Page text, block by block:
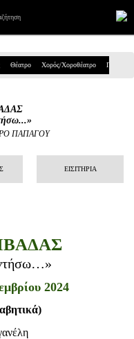
Θέατρο Χορός/Χοροθέατρο Παιδικά
ΠΑΠΑΓΟΥ
ΕΙΣΙΤΗΡΙΑ
2024